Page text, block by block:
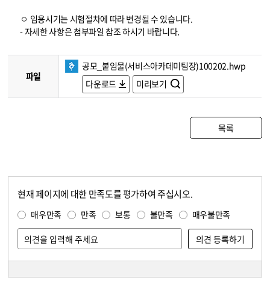
ㅇ 임용시기는 시험절차에 따라 변경될 수 있습니다.
- 자세한 사항은 첨부파일 참조 하시기 바랍니다.
파일
공모_붙임물(서비스아카데미팀장)100202.hwp
다운로드
미리보기
목록
현재 페이지에 대한 만족도를 평가하여 주십시오.
매우만족 만족 보통 불만족 매우불만족